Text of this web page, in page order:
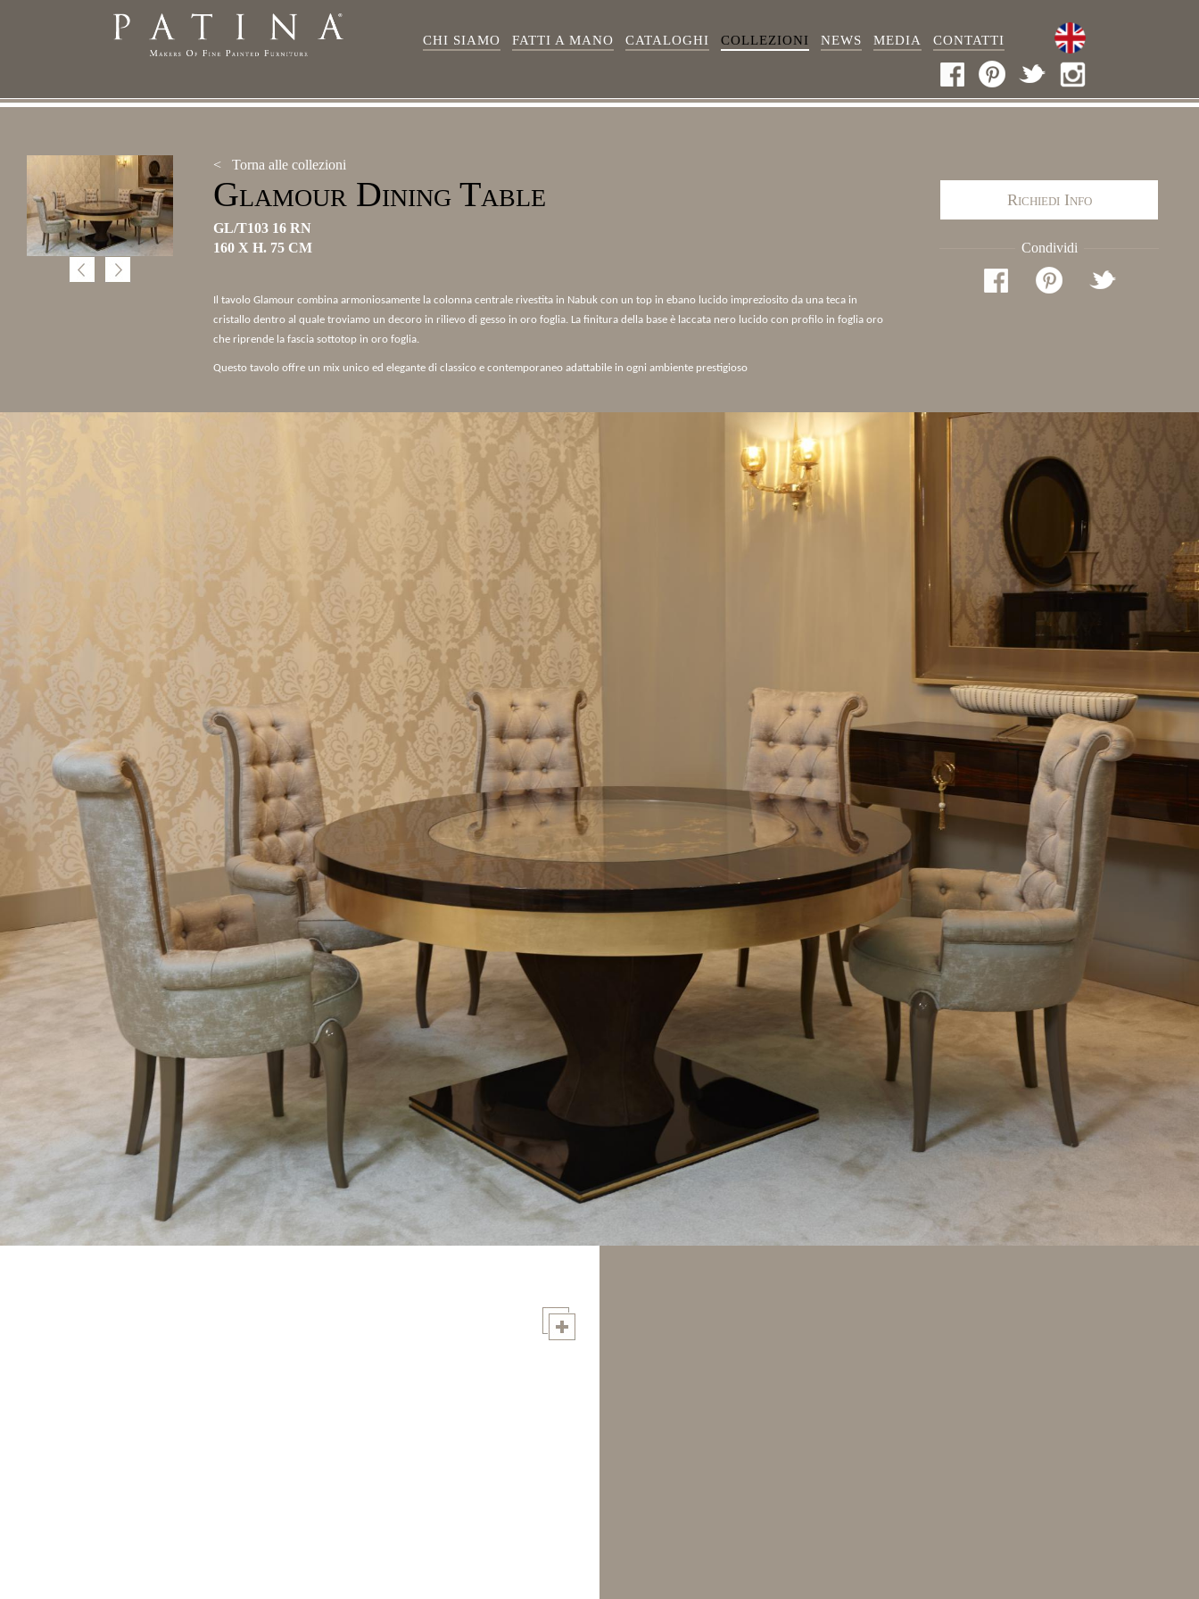
CHI SIAMO FATTI A MANO CATALOGHI COLLEZIONI NEWS MEDIA CONTATTI
< Torna alle collezioni
Glamour Dining Table
GL/T103 16 RN
160 X H. 75 CM
Il tavolo Glamour combina armoniosamente la colonna centrale rivestita in Nabuk con un top in ebano lucido impreziosito da una teca in
cristallo dentro al quale troviamo un decoro in rilievo di gesso in oro foglia. La finitura della base è laccata nero lucido con profilo in foglia oro
che riprende la fascia sottotop in oro foglia.
Questo tavolo offre un mix unico ed elegante di classico e contemporaneo adattabile in ogni ambiente prestigioso
Richiedi Info
Condividi